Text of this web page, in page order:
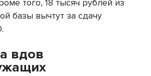
того, 18 тысяч рублей из
базы вычтут за сдачу
вдов